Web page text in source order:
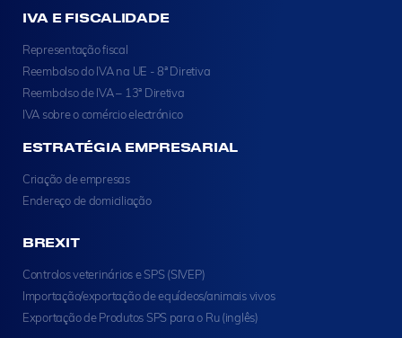
IVA E FISCALIDADE
Representação fiscal
Reembolso do IVA na UE - 8ª Diretiva
Reembolso de IVA – 13ª Diretiva
IVA sobre o comércio electrónico
ESTRATÉGIA EMPRESARIAL
Criação de empresas
Endereço de domiciliação
BREXIT
Controlos veterinários e SPS (SIVEP)
Importação/exportação de equídeos/animais vivos
Exportação de Produtos SPS para o Ru (inglês)